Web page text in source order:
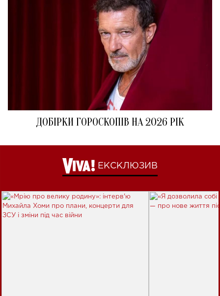
ДОБІРКИ ГОРОСКОПІВ НА 2026 РІК
ЕКСКЛЮЗИВ